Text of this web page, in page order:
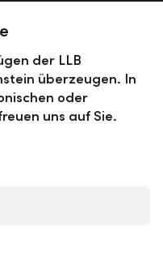
der LLB
überzeugen. In
oder
uns auf Sie.